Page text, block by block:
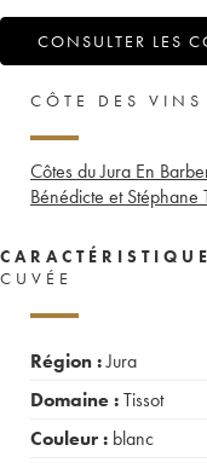
CONSULTER LES
CÔTE DES VINS
Côtes du Jura En
Bénédicte et Stéphane
CUVÉE
Région :Jura
Domaine :Tissot
Couleur : blanc